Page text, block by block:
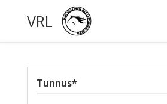
VRL
Tunnus*